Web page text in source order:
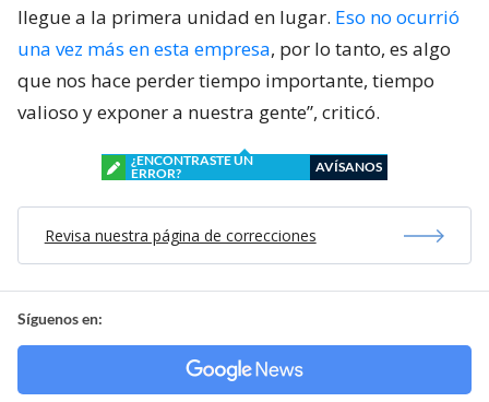
llegue a la primera unidad en lugar. Eso no ocurrió
una vez más en esta empresa, por lo tanto, es algo
que nos hace perder tiempo importante, tiempo
valioso y exponer a nuestra gente”, criticó.
¿ENCONTRASTE UN
ERROR?
AVÍSANOS
Revisa nuestra página de correcciones
Síguenos en: